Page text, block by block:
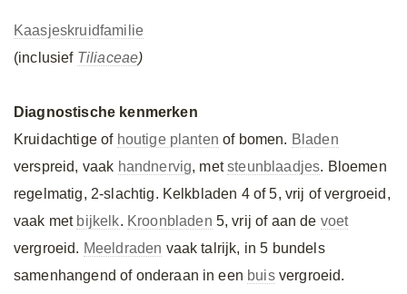
Kaasjeskruidfamilie
(inclusief Tiliaceae)
Diagnostische kenmerken
Kruidachtige of houtige planten of bomen. Bladen
verspreid, vaak handnervig, metsteunblaadjes. Bloemen
regelmatig, 2-slachtig. Kelkbladen 4 of 5, vrij of vergroeid,
vaak met bijkelk. Kroonbladen 5, vrij of aan de voet
vergroeid. Meeldraden vaak talrijk, in 5 bundels
samenhangend of onderaan in een buisvergroeid.